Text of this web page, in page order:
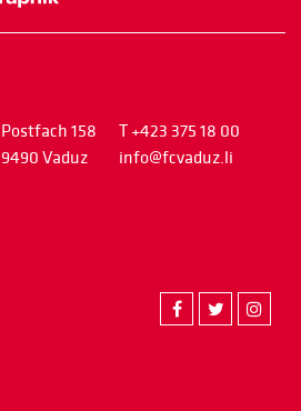
Postfach 158
9490 Vaduz
T +423 375 18 00
info@fcvaduz.li